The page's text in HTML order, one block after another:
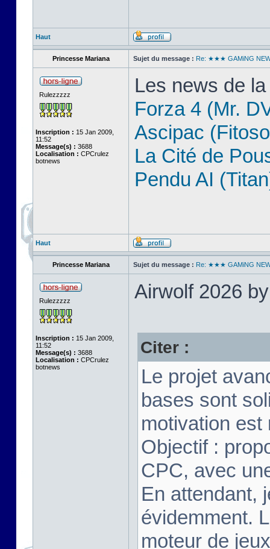
Haut
Princesse Mariana Sujet du message : Re: ★★★ GAMiNG
Rulezzzzz
Inscription : 15 Jan 2009,
11:52
Message(s) : 3688
Localisation : CPCrulez
botnews
Les news de
Forza 4 (Mr.
Ascipac
La Cité de
Pendu AI
Haut
Princesse Mariana Sujet du message : Re: ★★★ GAMiNG
Rulezzzzz
Inscription : 15 Jan 2009,
11:52
Message(s) : 3688
Localisation : CPCrulez
botnews
Airwolf 2026
Citer :
Le projet
bases sont
motivation est
Objectif :
CPC, avec
En attendant,
évidemment.
moteur de